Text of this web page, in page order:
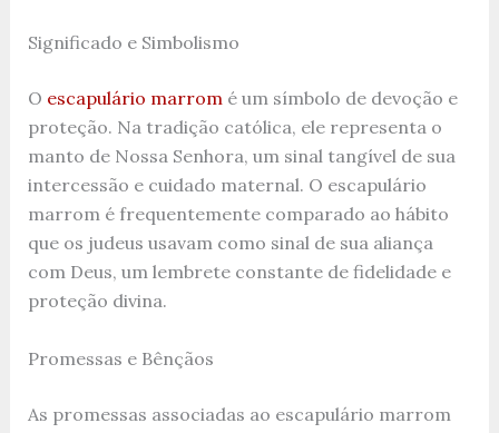
Significado e Simbolismo
O escapulário marromé um símbolo de devoção e
proteção. Na tradição católica, ele representa o
manto de Nossa Senhora, um sinal tangível de sua
intercessão e cuidado maternal. O escapulário
marrom é frequentemente comparado ao hábito
que os judeus usavam como sinal de sua aliança
com Deus, um lembrete constante de fidelidade e
proteção divina.
Promessas e Bênçãos
As promessas associadas ao escapulário marrom